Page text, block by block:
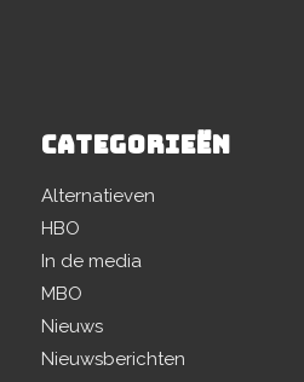
CATEGORIEËN
Alternatieven
HBO
In de media
MBO
Nieuws
Nieuwsberichten